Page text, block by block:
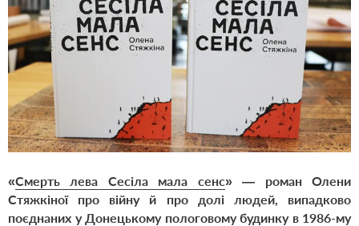
«Смерть лева Сесіла мала сенс» — романОлени
Стяжкіної про війну й про долі людей, випадково
поєднаних у Донецькому пологовому будинку в 1986-му